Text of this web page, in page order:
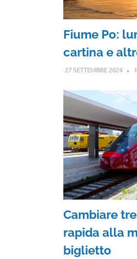
Fiume Po:
cartina e
27 SETTEMBRE 2024
Cambiare
rapida alla
biglietto